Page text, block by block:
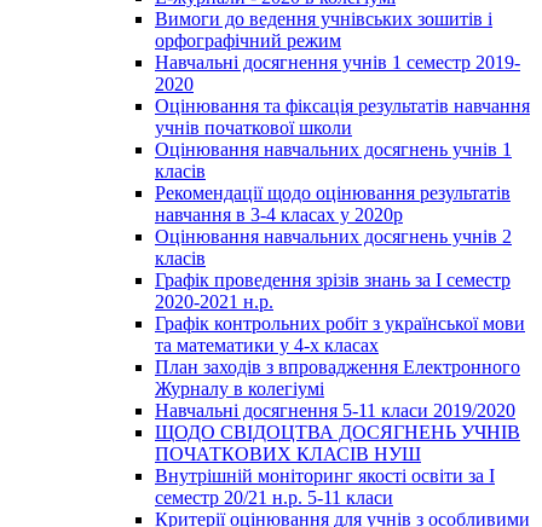
Вимоги до ведення учнівських зошитів і
орфографічний режим
Навчальні досягнення учнів 1 семестр 2019-
2020
Оцінювання та фіксація результатів навчання
учнів початкової школи
Оцінювання навчальних досягнень учнів 1
класів
Рекомендації щодо оцінювання результатів
навчання в 3-4 класах у 2020р
Оцінювання навчальних досягнень учнів 2
класів
Графік проведення зрізів знань за І семестр
2020-2021 н.р.
Графік контрольних робіт з української мови
та математики у 4-х класах
План заходів з впровадження Електронного
Журналу в колегіумі
Навчальні досягнення 5-11 класи 2019/2020
ЩОДО СВІДОЦТВА ДОСЯГНЕНЬ УЧНІВ
ПОЧАТКОВИХ КЛАСІВ НУШ
Внутрішній моніторинг якості освіти за І
семестр 20/21 н.р. 5-11 класи
Критерії оцінювання для учнів з особливими